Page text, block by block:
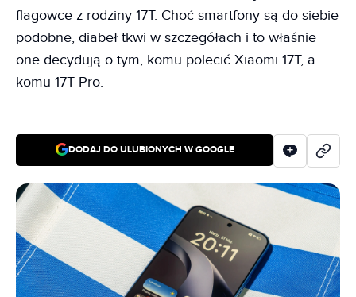
flagowce z rodziny 17T. Choć smartfony są do siebie
podobne, diabeł tkwi w szczegółach i to właśnie
one decydują o tym, komu polecić Xiaomi 17T, a
komu 17T Pro.
DODAJ DO ULUBIONYCH W GOOGLE